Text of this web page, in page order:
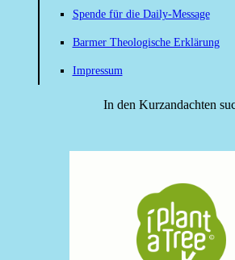
Spende für die Daily-Message
Barmer Theologische Erklärung
Impressum
In den Kurzandachten